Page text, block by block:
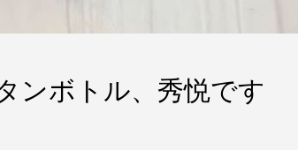
ンボトル、秀悦です